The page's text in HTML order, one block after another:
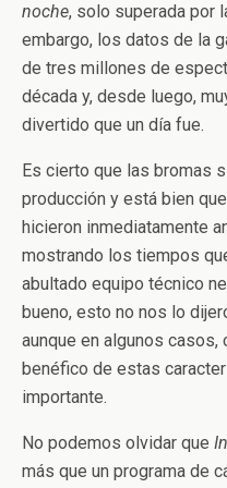
noche, solo superada por
embargo, los datos de la
de tres millones de
década y, desde luego,
divertido que un día fue.
Es cierto que las bromas
producción y está bien
hicieron inmediatamente
mostrando los tiempos
abultado equipo técnico
bueno, esto no nos lo
aunque en algunos casos,
benéfico de estas
importante.
No podemos olvidar que
más que un programa de